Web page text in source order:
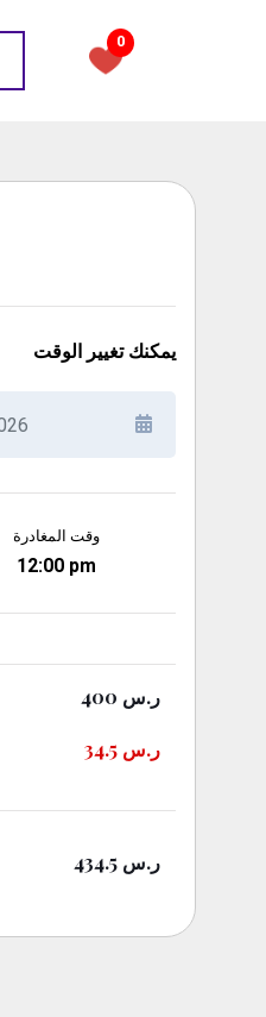
0
يمكنك تغيير الوقت
وقت المغادرة
12:00 pm
400 ر.س
34.5 ر.س
434.5 ر.س